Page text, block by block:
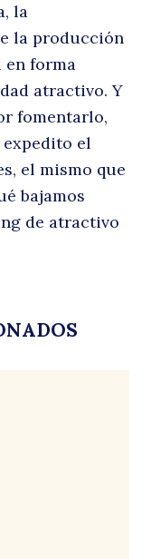
la
la producción
forma
atractivo. Y
fomentarlo,
el
el mismo que
bajamos
de atractivo